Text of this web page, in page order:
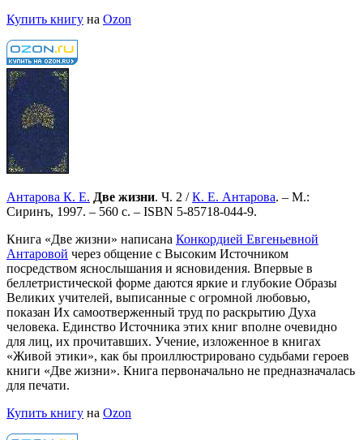
Купить книгу на Ozon
Антарова К. Е. Две жизни. Ч. 2 /К. Е. Антарова. – М.:
Сиринъ, 1997. – 560 с. – ISBN 5-85718-044-9.
Книга «Две жизни» написана Конкордией Евгеньевной
Антаровой через общение с Высоким Источником
посредством яснослышания и ясновидения. Впервые в
беллетристической форме даются яркие и глубокие Образы
Великих учителей, выписанные с огромной любовью,
показан Их самоотверженный труд по раскрытию Духа
человека. Единство Источника этих книг вполне очевидно
для лиц, их прочитавших. Учение, изложенное в книгах
«Живой этики», как бы проиллюстрировано судьбами героев
книги «Две жизни». Книга первоначально не предназначалась
для печати.
Купить книгу на Ozon